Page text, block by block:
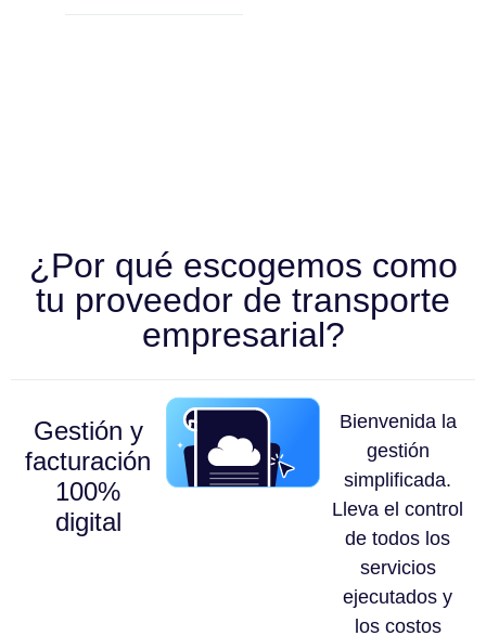
¿Por qué escogemos como
tu proveedor de transporte
empresarial?
Gestión y
facturación
100%
digital
Bienvenida la
gestión
simplificada.
Lleva el control
de todos los
servicios
ejecutados y
los costos